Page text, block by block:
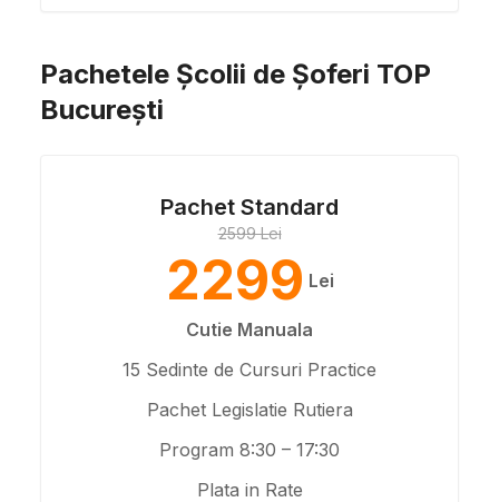
Pachetele Școlii de Șoferi TOP
București
Pachet Standard
2599 Lei
2299 Lei
Cutie Manuala
15 Sedinte de Cursuri Practice
Pachet Legislatie Rutiera
Program 8:30 – 17:30
Plata in Rate